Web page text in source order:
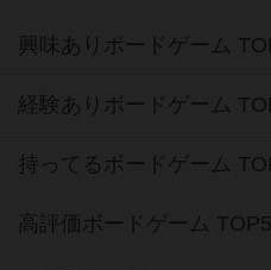
興味ありボードゲーム
経験ありボードゲーム
持ってるボードゲーム
高評価ボードゲーム